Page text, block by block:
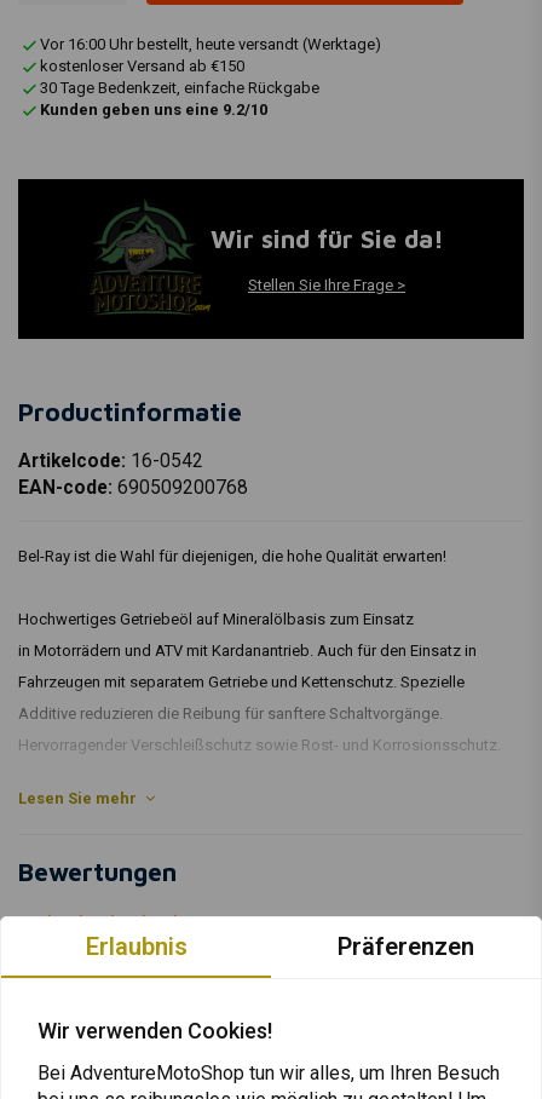
Vor 16:00 Uhr bestellt, heute versandt (Werktage)
kostenloser Versand ab €150
30 Tage Bedenkzeit, einfache Rückgabe
Kunden geben uns eine 9.2/10
Wir sind für Sie da!
Stellen Sie Ihre Frage >
Productinformatie
Artikelcode: 16-0542
EAN-code: 690509200768
Bel-Ray ist die Wahl für diejenigen, die hohe Qualität erwarten!
Hochwertiges Getriebeöl auf Mineralölbasis zum Einsatz
in Motorrädern und ATV mit Kardanantrieb. Auch für den Einsatz in
Fahrzeugen mit separatem Getriebe und Kettenschutz. Spezielle
Additive reduzieren die Reibung für sanftere Schaltvorgänge.
Hervorragender Verschleißschutz sowie Rost- und Korrosionsschutz.
Artikelcode: 8374481
Lesen Sie mehr
Bewertungen
Erlaubnis Präferenzen
Wir verwenden Cookies!
Bei AdventureMotoShop tun wir alles, um Ihren Besuch